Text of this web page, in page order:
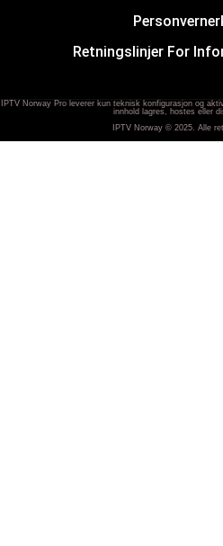
Retningslinjer For
IPTV Norway Pro leverer kun teknisk konfigurasjon og
innhold lagres, hostes eller
IPTV Norway © 2025. Alle